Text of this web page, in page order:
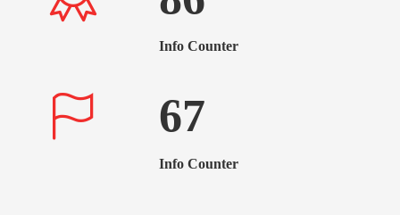
Info Counter
67
Info Counter